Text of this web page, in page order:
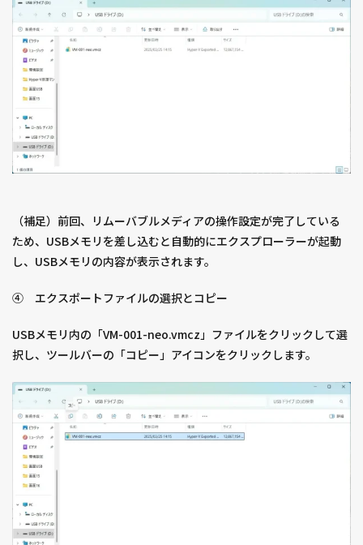
（補足）前回、リムーバブルメディアの操作設定が完了している
ため、USBメモリを差し込むと自動的にエクスプローラーが起動
し、USBメモリの内容が表示されます。
④ エクスポートファイルの選択とコピー
USBメモリ内の「VM-001-neo.vmcz」ファイルをクリックして選
択し、ツールバーの「コピー」アイコンをクリックします。